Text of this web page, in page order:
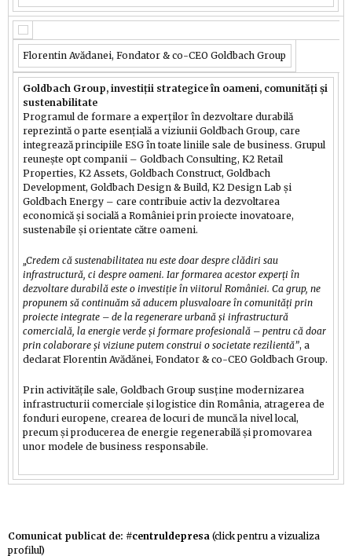
Florentin Avădanei, Fondator & co-CEO Goldbach Group
Goldbach Group, investiții strategice în oameni, comunități și
sustenabilitate
Programul de formare a experților în dezvoltare durabilă
reprezintă o parte esențială a viziunii Goldbach Group, care
integrează principiile ESG în toate liniile sale de business. Grupul
reunește opt companii – Goldbach Consulting, K2 Retail
Properties, K2 Assets, Goldbach Construct, Goldbach
Development, Goldbach Design & Build, K2 Design Lab și
Goldbach Energy – care contribuie activ la dezvoltarea
economică și socială a României prin proiecte inovatoare,
sustenabile și orientate către oameni.
„Credem că sustenabilitatea nu este doar despre clădiri sau
infrastructură, ci despre oameni. Iar formarea acestor experți în
dezvoltare durabilă este o investiție în viitorul României. Ca grup, ne
propunem să continuăm să aducem plusvaloare în comunități prin
proiecte integrate – de la regenerare urbană și infrastructură
comercială, la energie verde și formare profesională – pentru că doar
prin colaborare și viziune putem construi o societate rezilientă”, a
declarat Florentin Avădănei, Fondator & co-CEO Goldbach Group.
Prin activitățile sale, Goldbach Group susține modernizarea
infrastructurii comerciale și logistice din România, atragerea de
fonduri europene, crearea de locuri de muncă la nivel local,
precum și producerea de energie regenerabilă și promovarea
unor modele de business responsabile.
Comunicat publicat de: #centruldepresa (click pentru a vizualiza
profilul)